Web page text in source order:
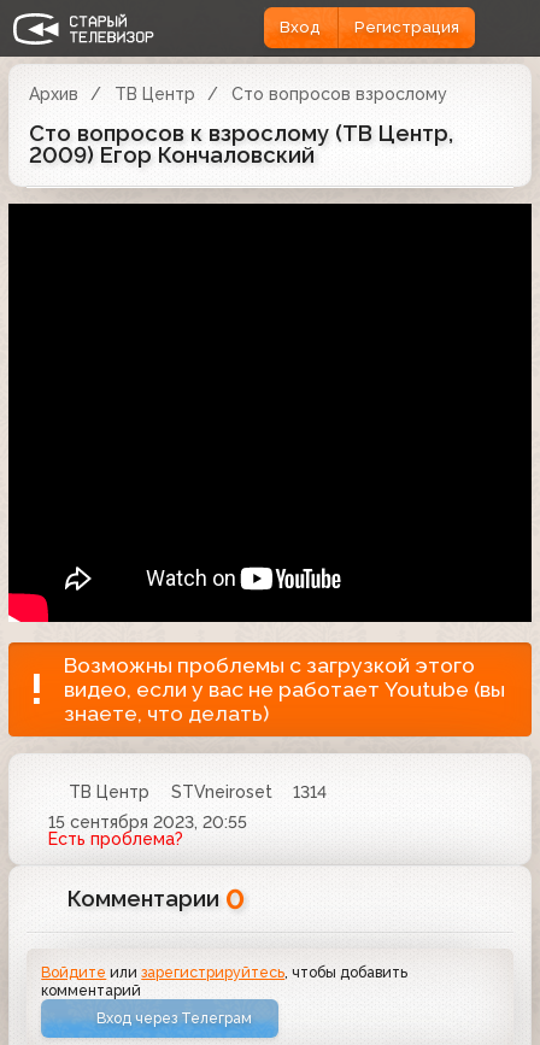
Вход Регистрация
Архив ТВ Центр Сто вопросов взрослому
Сто вопросов к взрослому (ТВ Центр,
2009) Егор Кончаловский
Возможны проблемы с загрузкой этого
видео, если у вас не работает Youtube (вы
знаете, что делать)
ТВ Центр STVneiroset
1314
15 сентября 2023, 20:55
Есть проблема?
Комментарии 0
Войдите илизарегистрируйтесь , чтобы добавить
комментарий
Вход через Телеграм